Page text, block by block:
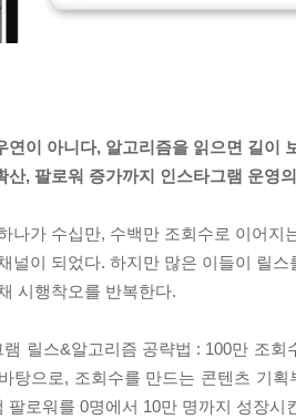
연이 아니다, 알고리즘을 읽으면 길이
산, 팔로워 증가까지 인스타그램 운영
나가 수십만, 수백만 조회수로 이어
널이 되었다. 하지만 많은 이들이 릴
시행착오를 반복한다.
램 릴스&알고리즘 공략법 : 100만 조
탕으로, 조회수를 만드는 콘텐츠 기
팔로워를 0명에서 10만 명까지 성장